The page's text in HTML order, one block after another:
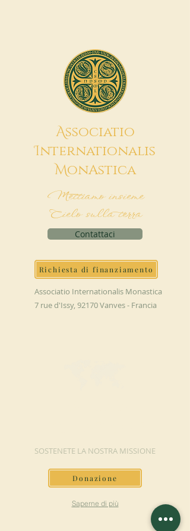
Associatio
Internationalis
MonAstica
Mettiamo insieme
Cielo sulla terra
Contattaci
Richiesta di finanziamento
Associatio Internationalis Monastica
7 rue d'Issy, 92170 Vanves - Francia
SOSTENETE LA NOSTRA MISSIONE
Donazione
Saperne di più